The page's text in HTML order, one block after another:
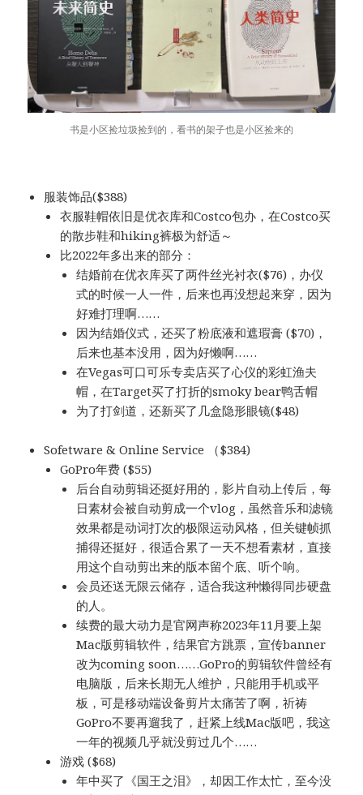
书是小区捡垃圾捡到的，看书的架子也是小区捡来的
服装饰品($388)
衣服鞋帽依旧是优衣库和Costco包办，在Costco买
的散步鞋和hiking裤极为舒适～
比2022年多出来的部分：
结婚前在优衣库买了两件丝光衬衣($76)，办仪
式的时候一人一件，后来也再没想起来穿，因为
好难打理啊……
因为结婚仪式，还买了粉底液和遮瑕膏 ($70)，
后来也基本没用，因为好懒啊……
在Vegas可口可乐专卖店买了心仪的彩虹渔夫
帽，在Target买了打折的smoky bear鸭舌帽
为了打剑道，还新买了几盒隐形眼镜($48)
Sofetware & Online Service （$384)
GoPro年费 ($55)
后台自动剪辑还挺好用的，影片自动上传后，每
日素材会被自动剪成一个vlog，虽然音乐和滤镜
效果都是动词打次的极限运动风格，但关键帧抓
捕得还挺好，很适合累了一天不想看素材，直接
用这个自动剪出来的版本留个底、听个响。
会员还送无限云储存，适合我这种懒得同步硬盘
的人。
续费的最大动力是官网声称2023年11月要上架
Mac版剪辑软件，结果官方跳票，宣传banner
改为coming soon……GoPro的剪辑软件曾经有
电脑版，后来长期无人维护，只能用手机或平
板，可是移动端设备剪片太痛苦了啊，祈祷
GoPro不要再遛我了，赶紧上线Mac版吧，我这
一年的视频几乎就没剪过几个……
游戏 ($68)
年中买了《国王之泪》，却因工作太忙，至今没